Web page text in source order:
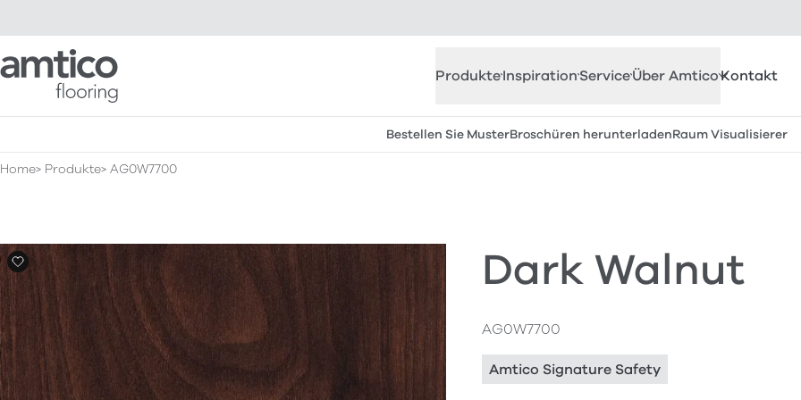
Amtico Flooring
ProdukteInspirationServiceÜber AmticoKontakt
Bestellen Sie MusterBroschüren herunterladenRaum Visualisierer
Home Produkte AG0W7700
Dark Walnut
AG0W7700
Amtico Signature Safety